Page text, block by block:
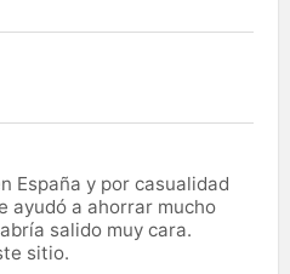
España y por casualidad
ayudó a ahorrar mucho
salido muy cara.
sitio.